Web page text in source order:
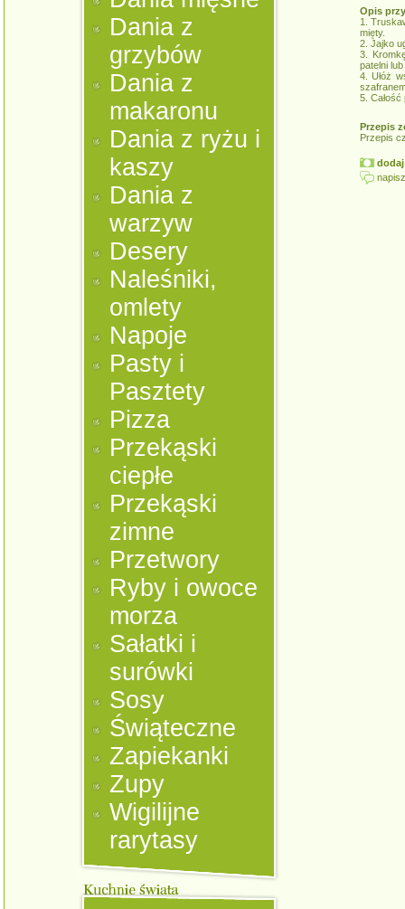
Dania z
grzybów
Dania z
makaronu
Dania z ryżu i
kaszy
Dania z
warzyw
Desery
Naleśniki,
omlety
Napoje
Pasty i
Pasztety
Pizza
Przekąski
ciepłe
Przekąski
zimne
Przetwory
Ryby i owoce
morza
Sałatki i
surówki
Sosy
Świąteczne
Zapiekanki
Zupy
Wigilijne
rarytasy
Opis
1.
mięty.
2. Jajko
3.
patelni
4. Ułóż
5. Całość
Przepis
Przepis